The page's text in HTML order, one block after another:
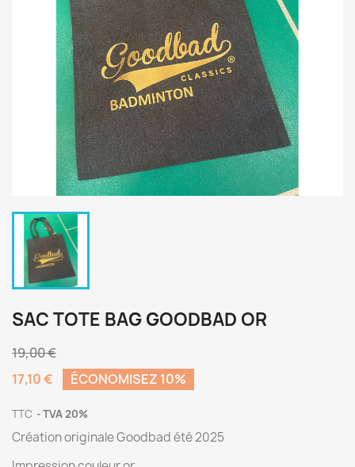
SAC TOTE BAG GOODBAD OR
19,00 €
17,10 €
ÉCONOMISEZ 10%
TTC TVA 20%
Création originale Goodbad été 2025